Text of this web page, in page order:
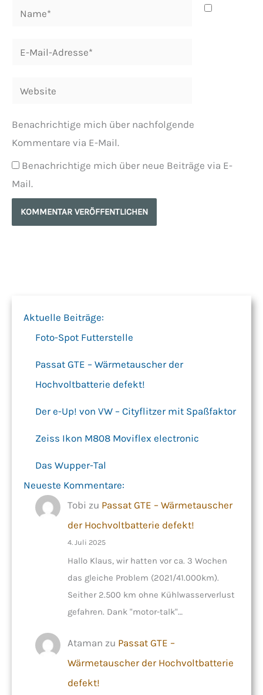
Website
Benachrichtige mich über nachfolgende
Kommentare via E-Mail.
Benachrichtige mich über neue Beiträge via E-
Mail.
Aktuelle Beiträge:
Foto-Spot Futterstelle
Passat GTE – Wärmetauscher der
Hochvoltbatterie defekt!
Der e-Up! von VW – Cityflitzer mit Spaßfaktor
Zeiss Ikon M808 Moviflex electronic
Das Wupper-Tal
Neueste Kommentare:
Tobi zu Passat GTE – Wärmetauscher
der Hochvoltbatterie defekt!
4. Juli 2025
Hallo Klaus, wir hatten vor ca. 3 Wochen
das gleiche Problem (2021/41.000km).
Seither 2.500 km ohne Kühlwasserverlust
gefahren. Dank "motor-talk"…
Ataman zu Passat GTE –
Wärmetauscher der Hochvoltbatterie
defekt!